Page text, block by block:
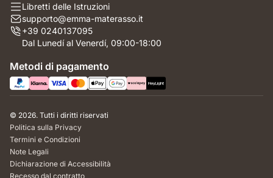
Libretti delle Istruzioni
supporto@emma-materasso.it
+39 0240137095
Dal Lunedí al Venerdí, 09:00-18:00
Metodi di pagamento
© 2026. Tutti i diritti riservati
Politica sulla Privacy
Termini e Condizioni
Note Legali
Dichiarazione di Accessibilità
Recesso dal contratto